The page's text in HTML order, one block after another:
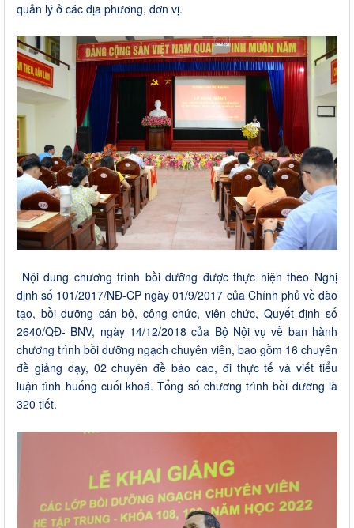
quản lý ở các địa phương, đơn vị.
Nội dung chương trình bồi dưỡng được thực hiện theo Nghị
định số 101/2017/NĐ-CP ngày 01/9/2017 của Chính phủ về đào
tạo, bồi dưỡng cán bộ, công chức, viên chức, Quyết định số
2640/QĐ- BNV, ngày 14/12/2018 của Bộ Nội vụ về ban hành
chương trình bồi dưỡng ngạch chuyên viên, bao gồm 16 chuyên
đề giảng dạy, 02 chuyên đề báo cáo, đi thực tế và viết tiểu
luận tình huống cuối khoá. Tổng số chương trình bồi dưỡng là
320 tiết.